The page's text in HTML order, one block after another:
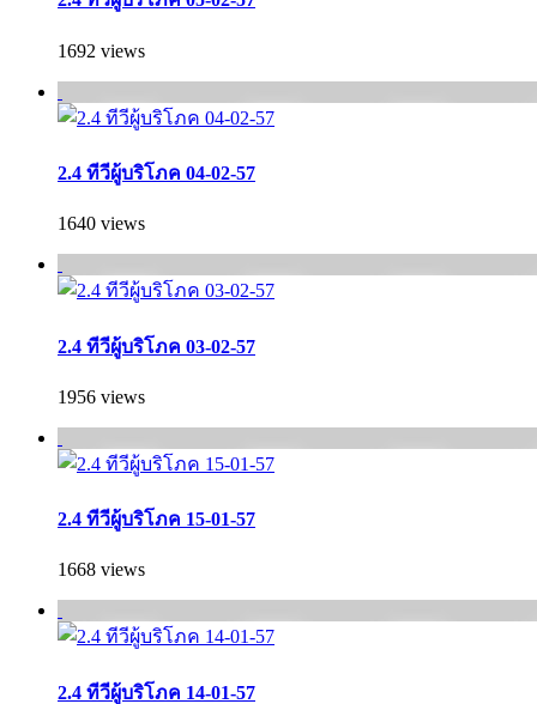
1692 views
2.4 ทีวีผู้บริโภค 04-02-57
1640 views
2.4 ทีวีผู้บริโภค 03-02-57
1956 views
2.4 ทีวีผู้บริโภค 15-01-57
1668 views
2.4 ทีวีผู้บริโภค 14-01-57